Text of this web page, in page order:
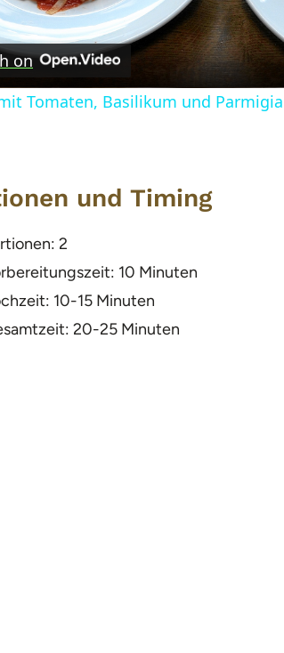
Video
on
Tomaten, Basilikum und
und Timing
2
10 Minuten
10-15 Minuten
20-25 Minuten